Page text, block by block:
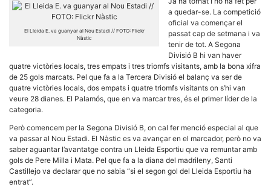
El Lleida E. va guanyar al Nou Estadi // FOTO: Flickr
Nàstic
a quedar-se. La competició
oficial va començar el
passat cap de setmana i va
tenir de tot. A Segona
Divisió B hi van haver
quatre victòries locals, tres empats i tres triomfs visitants, amb la bona xifra
de 25 gols marcats. Pel que fa a la Tercera Divisió el balanç va ser de
quatre victòries locals, dos empats i quatre triomfs visitants on s’hi van
veure 28 dianes. El Palamós, que en va marcar tres, és el primer líder de la
categoria.
Però comencem per la Segona Divisió B, on cal fer menció especial al que
va passar al Nou Estadi. El Nàstic es va avançar en el marcador, però no va
saber aguantar l’avantatge contra un Lleida Esportiu que va remuntar amb
gols de Pere Milla i Mata. Pel que fa a la diana del madrileny, Santi
Castillejo va declarar que no sabia “si el segon gol del Lleida Esportiu ha
entrat”.
Necessàries